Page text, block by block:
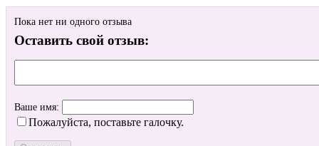
Пока нет ни одного отзыва
Оставить свой отзыв:
Ваше имя:
Пожалуйста, поставьте галочку.